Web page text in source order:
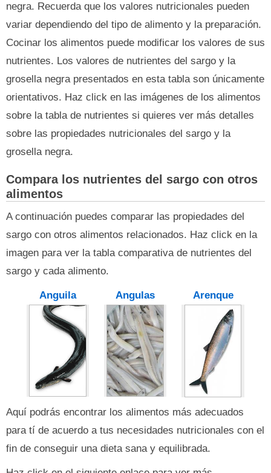
negra. Recuerda que los valores nutricionales pueden
variar dependiendo del tipo de alimento y la preparación.
Cocinar los alimentos puede modificar los valores de sus
nutrientes. Los valores de nutrientes del sargo y la
grosella negra presentados en esta tabla son únicamente
orientativos. Haz click en las imágenes de los alimentos
sobre la tabla de nutrientes si quieres ver más detalles
sobre las propiedades nutricionales del sargo y la
grosella negra.
Compara los nutrientes del sargo con otros
alimentos
A continuación puedes comparar las propiedades del
sargo con otros alimentos relacionados. Haz click en la
imagen para ver la tabla comparativa de nutrientes del
sargo y cada alimento.
Anguila Angulas Arenque
Aquí podrás encontrar los alimentos más adecuados
para tí de acuerdo a tus necesidades nutricionales con el
fin de conseguir una dieta sana y equilibrada.